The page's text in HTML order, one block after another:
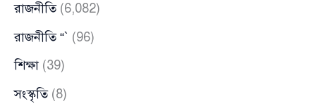
রাজনীতি(6,082)
রাজনীতি “` (96)
শিক্ষা (39)
সংস্কৃতি(8)